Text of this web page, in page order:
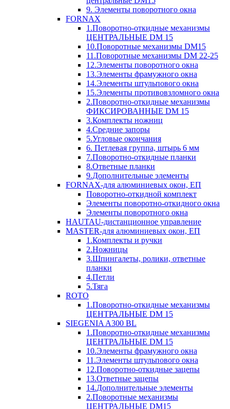
9. Элементы поворотного окна
FORNAX
1.Поворотно-откидные механизмы
ЦЕНТРАЛЬНЫЕ DM 15
10.Поворотные механизмы DM15
11.Поворотные механизмы DM 22-25
12.Элементы поворотного окна
13.Элементы фрамужного окна
14.Элементы штульпового окна
15.Элементы противовзломного окна
2.Поворотно-откидные механизмы
ФИКСИРОВАННЫЕ DM 15
3.Комплекты ножниц
4.Средние запоры
5.Угловые окончания
6. Петлевая группа, штырь 6 мм
7.Поворотно-откидные планки
8.Ответные планки
9.Дополнительные элементы
FORNAX-для алюминиевых окон, ЕП
Поворотно-откидной комплект
Элементы поворотно-откидного окна
Элементы поворотного окна
HAUTAU-дистанционное управление
MASTER-для алюминиевых окон, ЕП
1.Комплекты и ручки
2.Ножницы
3.Шпингалеты, ролики, ответные
планки
4.Петли
5.Тяга
ROTO
1.Поворотно-откидные механизмы
ЦЕНТРАЛЬНЫЕ DM 15
SIEGENIA A300 BL
1.Поворотно-откидные механизмы
ЦЕНТРАЛЬНЫЕ DM 15
10.Элементы фрамужного окна
11.Элементы штульпового окна
12.Поворотно-откидные зацепы
13.Ответные зацепы
14.Дополнительные элементы
2.Поворотные механизмы
ЦЕНТРАЛЬНЫЕ DM15